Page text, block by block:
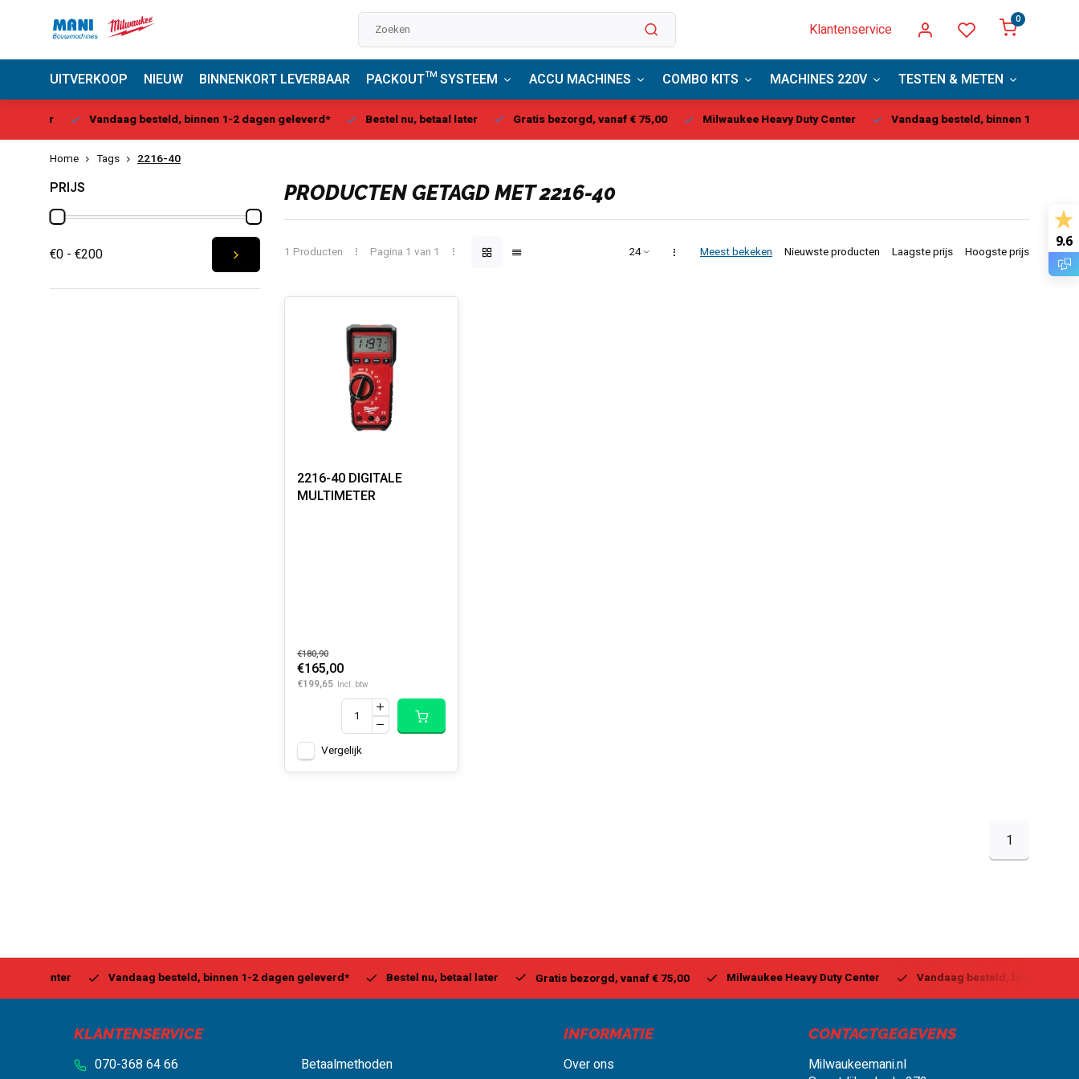
Klantenservice
0
UITVERKOOP NIEUW BINNENKORT LEVERBAAR PACKOUT™ SYSTEEM ACCU MACHINES COMBO KITS MACHINES 220V TESTEN & METEN
Vandaag besteld, binnen 1-2 dagen geleverd* Bestel nu, betaal later Gratis bezorgd, vanaf € 75,00 Milwaukee Heavy Duty Center Vandaag besteld, binnen 1-2 dagen
Home Tags 2216-40
PRIJS
€0 - €200
PRODUCTEN GETAGD MET 2216-40
1 Producten Pagina 1 van 1 Meest bekeken Nieuwste producten Laagste prijs Hoogste prijs
2216-40 DIGITALE
MULTIMETER
€180,90
€165,00
€199,65 Incl. btw
Vergelijk
1
Vandaag besteld, binnen 1-2 dagen geleverd* Bestel nu, betaal later Gratis bezorgd, vanaf € 75,00 Milwaukee Heavy Duty Center Vandaag besteld, binnen 1-2 dagen
KLANTENSERVICE
070-368 64 66
Betaalmethoden
INFORMATIE
Over ons
CONTACTGEGEVENS
Milwaukeemani.nl
9.6